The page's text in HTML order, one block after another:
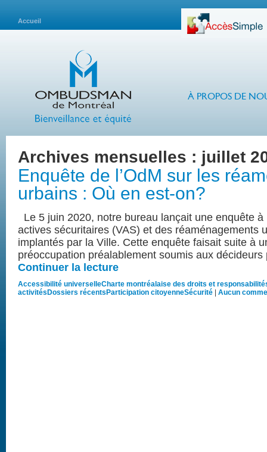
Accueil
À PROPOS DE
Archives mensuelles : juillet
Enquête de l’OdM sur les
urbains : Où en est-on?
Le 5 juin 2020, notre bureau lançait une enquête à
actives sécuritaires (VAS) et des réaménagements
implantés par la Ville. Cette enquête faisait suite à
préoccupation préalablement soumis aux
Continuer la lecture
Accessibilité universelleCharte montréalaise des droits et
activités Dossiers récents Participation citoyenneSécurité Aucun